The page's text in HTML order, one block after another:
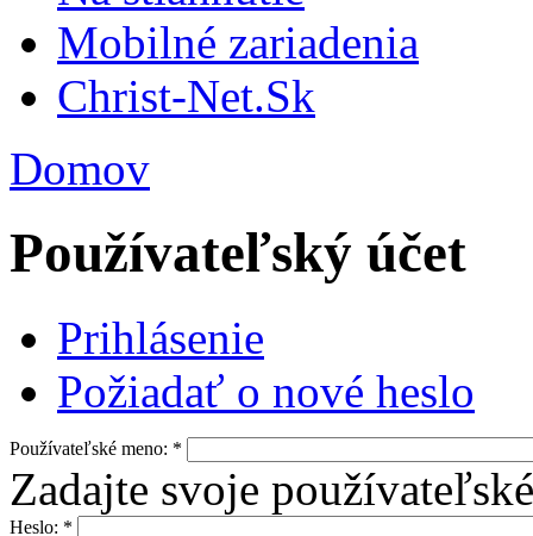
Mobilné zariadenia
Christ-Net.Sk
Domov
Používateľský účet
Prihlásenie
Požiadať o nové heslo
Používateľské meno: *
Zadajte svoje
Heslo: *